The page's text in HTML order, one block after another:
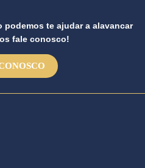
podemos te ajudar a alavancar
fale conosco!